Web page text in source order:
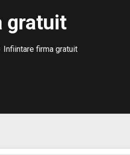
gratuit
Infiintare firma gratuit